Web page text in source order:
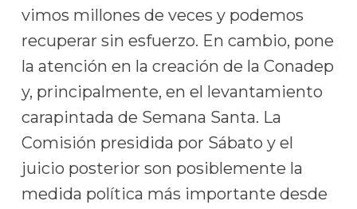
vimos millones de veces y podemos
recuperar sin esfuerzo. En cambio, pone
la atención en la creación de la Conadep
y, principalmente, en el levantamiento
carapintada de Semana Santa. La
Comisión presidida por Sábato y el
juicio posterior son posiblemente la
medida política más importante desde